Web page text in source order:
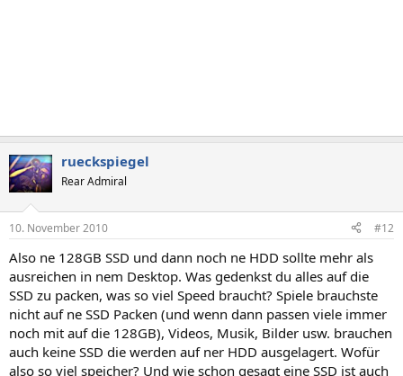
rueckspiegel
Rear Admiral
10. November 2010 #12
Also ne 128GB SSD und dann noch ne HDD sollte mehr als
ausreichen in nem Desktop. Was gedenkst du alles auf die
SSD zu packen, was so viel Speed braucht? Spiele brauchste
nicht auf ne SSD Packen (und wenn dann passen viele immer
noch mit auf die 128GB), Videos, Musik, Bilder usw. brauchen
auch keine SSD die werden auf ner HDD ausgelagert. Wofür
also so viel speicher? Und wie schon gesagt eine SSD ist auch